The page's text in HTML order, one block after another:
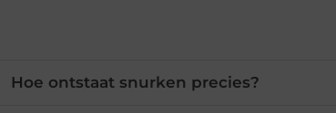
Hoe ontstaat snurken precies?